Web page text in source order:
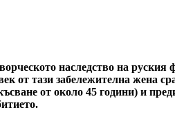
наследство на
от тази забележителна жена
от около 45 години) и